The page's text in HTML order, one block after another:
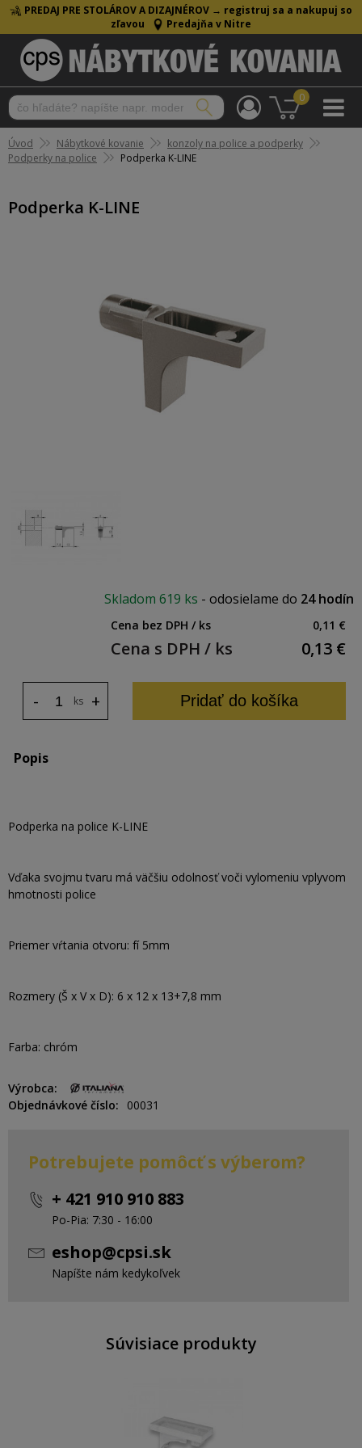
PREDAJ PRE STOLÁROV A DIZAJNÉROV → registruj sa a nakupuj so
zľavou
Predajňa v Nitre
0
Úvod Nábytkové kovanie
konzoly na police a podperky
Podperky na police
Podperka K-LINE
Podperka K-LINE
Skladom 619 ks - odosielame do 24 hodín
Cena bez DPH / ks 0,11 €
Cena s DPH / ks 0,13 €
ks +
- Pridať do košíka
Popis
Podperka na police K-LINE
Vďaka svojmu tvaru má väčšiu odolnosť voči vylomeniu vplyvom
hmotnosti police
Priemer vŕtania otvoru: fí 5mm
Rozmery (Š x V x D): 6 x 12 x 13+7,8 mm
Farba: chróm
Výrobca
Objednávkové číslo
00031
Potrebujete pomôcť s výberom?
+ 421 910 910 883
Po-Pia: 7:30 - 16:00
eshop@cpsi.sk
Napíšte nám kedykoľvek
Súvisiace produkty